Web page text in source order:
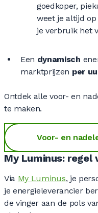
goedkoper,
weet je altijd
je verbruik het
Een dynamisch
marktprijzen per
Ontdek alle voor- en
te maken.
Voor- en
My Luminus: regel
Via My Luminus, je
je energieleverancier
de vinger aan de pols